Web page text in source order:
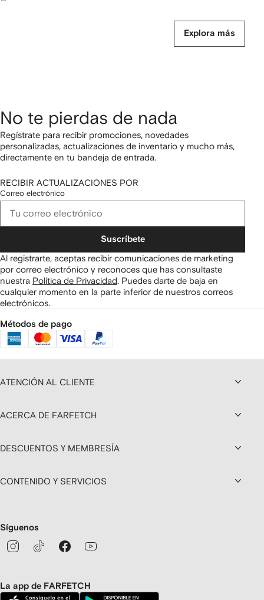
Explora más
No te pierdas de nada
Regístrate para recibir promociones, novedades
personalizadas, actualizaciones de inventario y mucho más,
directamente en tu bandeja de entrada.
RECIBIR ACTUALIZACIONES POR
Correo electrónico
Suscríbete
Al registrarte, aceptas recibir comunicaciones de marketing
por correo electrónico y reconoces que has consultaste
nuestra Política de Privacidad Puedes darte de baja en
cualquier momento en la parte inferior de nuestros correos
electrónicos.
Métodos de pago
ATENCIÓN AL CLIENTE
ACERCA DE FARFETCH
DESCUENTOS Y MEMBRESÍA
CONTENIDO Y SERVICIOS
Síguenos
La app de FARFETCH